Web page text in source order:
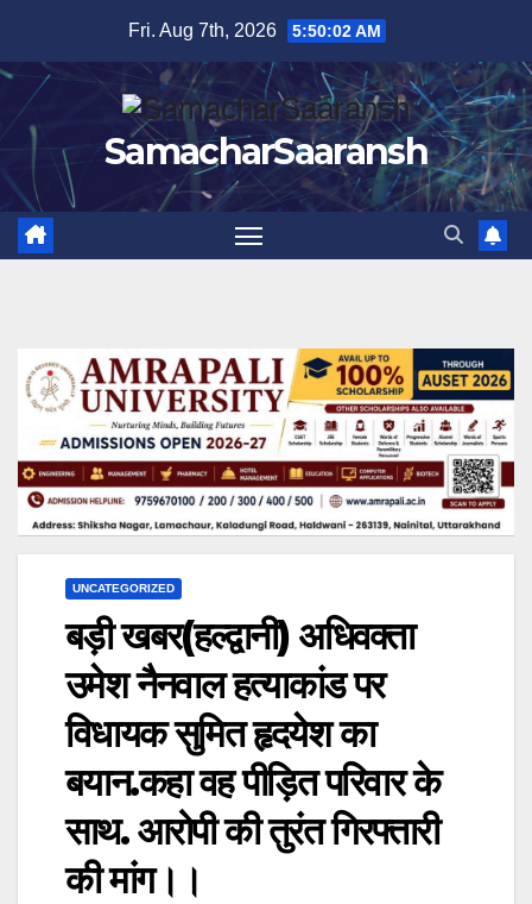
content
Fri. Aug 7th, 2026 5:50:03 AM
SamacharSaaransh
UNCATEGORIZED
बड़ी खबर(हल्द्वानी) अधिवक्ता
उमेश नैनवाल हत्याकांड पर
विधायक सुमित हृदयेश का
बयान.कहा वह पीड़ित परिवार के
साथ. आरोपी की तुरंत गिरफ्तारी
की मांग।।